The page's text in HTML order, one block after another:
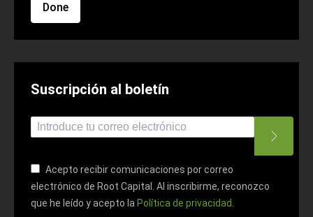
Done
Suscripción al boletín
indica necesario
Dirección de correo electrónico *
Acepto recibir comunicaciones por correo
electrónico de Root Capital. Al inscribirme, reconozco
que he leído y acepto la Política de privacidad